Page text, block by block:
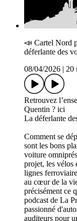
📣 Cartel Nord
déferlante des
08/04/2026
20
Retrouvez
Quentin ? ici
La déferlante
Comment se
sont les bons
voiture
projet, les vélos
lignes
au cœur de la
précisément ce
podcast de La
passionné
auditeurs pour